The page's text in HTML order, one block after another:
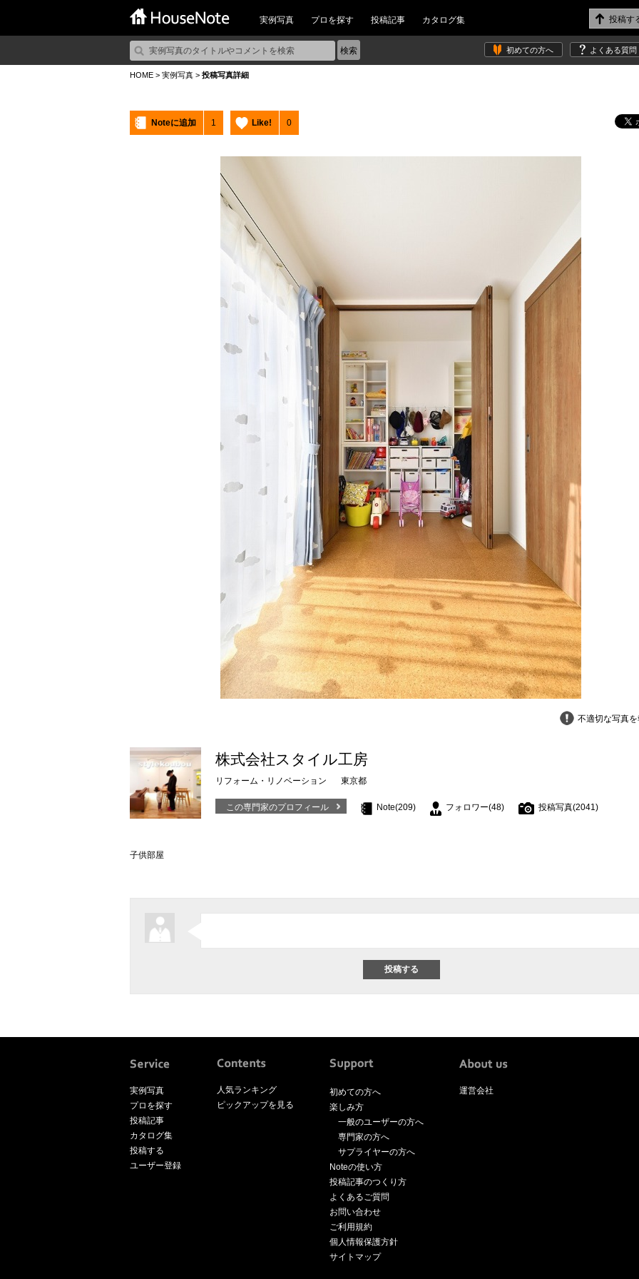
実例写真 プロを探す 投稿記事 カタログ集
初めての方へ よくある質問
HOME > 実例写真 > 投稿写真詳細
Noteに追加 1 Like! 0
不適切な写真
株式会社スタイル工房
リフォーム・リノベーション 東京都
この専門家のプロフィール Note(209) フォロワー(48) 投稿写真(2041)
子供部屋
実例写真
プロを探す
投稿記事
カタログ集
投稿する
ユーザー登録
人気ランキング
ピックアップを見る
初めての方へ
楽しみ方
一般のユーザーの方へ
専門家の方へ
サプライヤーの方へ
Noteの使い方
投稿記事のつくり方
よくあるご質問
お問い合わせ
ご利用規約
個人情報保護方針
サイトマップ
運営会社